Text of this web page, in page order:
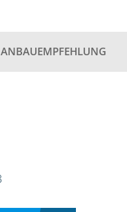
ANBAUEMPFEHLUNG